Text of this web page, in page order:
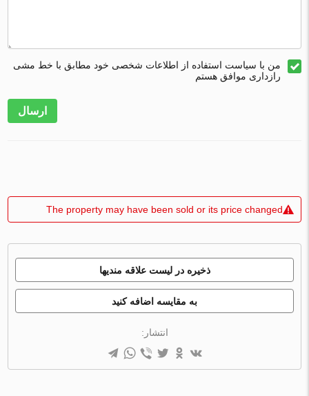
من با سیاست استفاده از اطلاعات شخصی خود مطابق با خط مشی
رازداری موافق هستم
ارسال
The property may have been sold or its price changed
ذخیره در لیست علاقه مندیها
به مقایسه اضافه کنید
انتشار: